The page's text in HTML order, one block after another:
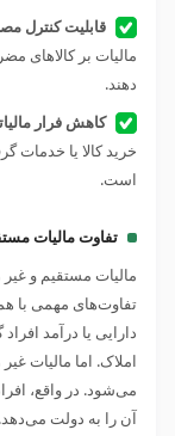
قابلیت کنترل
مالیات بر کالاهای
دهند.
کاهش فرار
خرید کالا یا خدمات
است.
تفاوت مالیات
مالیات مستقیم و
تفاوت‌های مهمی با
دارایی یا درآمد
املاک. اما مالیات
می‌شود. در واقع،
آن را به دولت